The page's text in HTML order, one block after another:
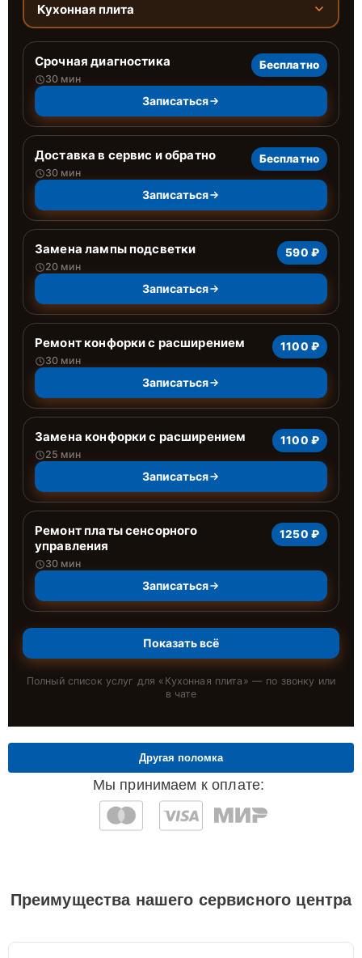
Кухонная плита
Срочная диагностика
30 мин
Бесплатно
Записаться
Доставка в сервис и обратно
30 мин
Бесплатно
Записаться
Замена лампы подсветки
20 мин
590 ₽
Записаться
Ремонт конфорки с расширением
30 мин
1100 ₽
Записаться
Замена конфорки с расширением
25 мин
1100 ₽
Записаться
Ремонт платы сенсорного
управления
30 мин
1250 ₽
Записаться
Показать всё
Полный список услуг для « Кухонная плита » — по звонку или
в чате
Мы принимаем к оплате:
Другая поломка
Преимущества нашего сервисного центра